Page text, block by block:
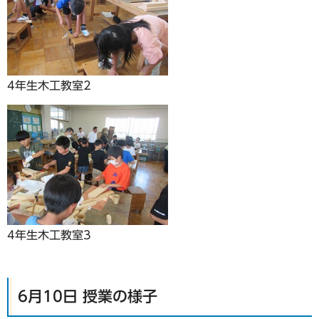
4年生木工教室2
4年生木工教室3
6月10日 授業の様子